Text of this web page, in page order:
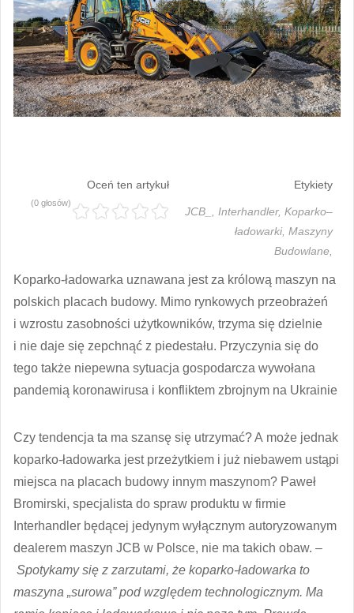
Oceń ten artykuł
(0 głosów)
Etykiety
JCB_, Interhandler, Koparko–
ładowarki, Maszyny
Budowlane,
Koparko-ładowarka uznawana jest za królową maszyn na
polskich placach budowy. Mimo rynkowych przeobrażeń
i wzrostu zasobności użytkowników, trzyma się dzielnie
i nie daje się zepchnąć z piedestału. Przyczynia się do
tego także niepewna sytuacja gospodarcza wywołana
pandemią koronawirusa i konfliktem zbrojnym na Ukrainie
Czy tendencja ta ma szansę się utrzymać? A może jednak
koparko-ładowarka jest przeżytkiem i już niebawem ustąpi
miejsca na placach budowy innym maszynom? Paweł
Bromirski, specjalista do spraw produktu w firmie
Interhandler będącej jedynym wyłącznym autoryzowanym
dealerem maszyn JCB w Polsce, nie ma takich obaw. –
Spotykamy się z zarzutami, że koparko-ładowarka to
maszyna „surowa” pod względem technologicznym. Ma